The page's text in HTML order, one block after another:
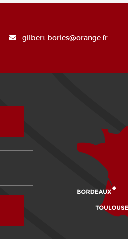
gilbert.bories@orange.fr